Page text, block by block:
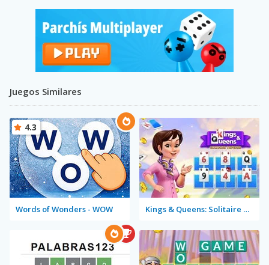
Juegos Similares
Words of Wonders - WOW
4.3
Kings & Queens: Solitaire Tripeaks